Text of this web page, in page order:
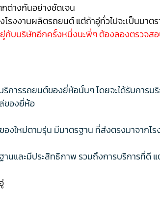
ต่างกันอย่างชัดเจน
งงานผลิตรถยนต์ แต่ถ้าอู่ทั่วไปจะเป็นมาต
กับบริษัทอีกครั้งหนึ่งนะพี่ๆ ต้องลองตรวจส
การรถยนต์ของยี่ห้อนั้นๆ โดยจะได้รับการบ
ของยี่ห้อ
งใหม่ตามรุ่น มีมาตรฐาน ที่ส่งตรงมาจากโ
และมีประสิทธิภาพ รวมถึงการบริการที่ดี